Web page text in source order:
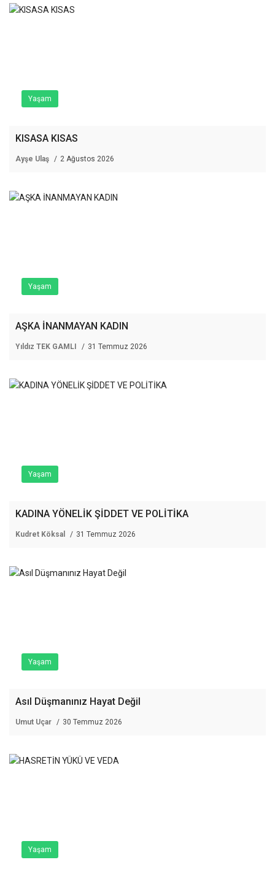
Yaşam
KISASA KISAS
Ayşe Ulaş 2 Ağustos 2026
Yaşam
AŞKA İNANMAYAN KADIN
Yıldız TEK GAMLI 31 Temmuz 2026
Yaşam
KADINA YÖNELİK ŞİDDET VE POLİTİKA
Kudret Köksal 31 Temmuz 2026
Yaşam
Asıl Düşmanınız Hayat Değil
Umut Uçar 30 Temmuz 2026
Yaşam